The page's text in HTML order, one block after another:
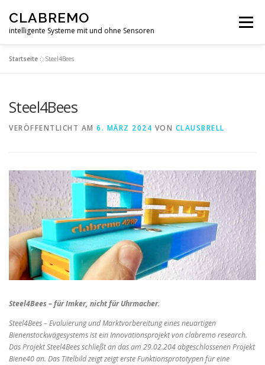
Inhalt
springen
CLABREMO
intelligente Systeme mit und ohne Sensoren
Menü
DATENSCHUTZERKLÄRUNG
Startseite »Steel4Bees
Steel4Bees
VERÖFFENTLICHT AM 6. MÄRZ 2024 VON CLAUSBRELL
Steel4Bees – für Imker, nicht für Uhrmacher.
Steel4Bees – Evaluierung und Marktvorbereitung eines neuartigen
Bienenstockwägesystems ist ein Innovationsprojekt von clabremo research.
Das Projekt Steel4Bees schließt an das am 29.02.204 abgeschlossenen Projekt
Biene40 an. Das Titelbild zeigt zeigt erste Funktionsprototypen für eine